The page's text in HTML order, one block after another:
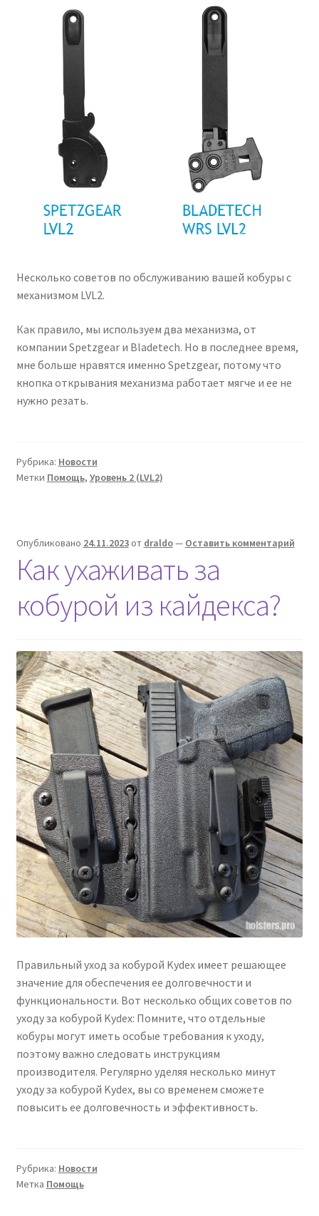
Несколько советов по обслуживанию вашей кобуры с
механизмом LVL2.
Как правило, мы используем два механизма, от
компании Spetzgear и Bladetech. Но в последнее время,
мне больше нравятся именно Spetzgear, потому что
кнопка открывания механизма работает мягче и ее не
нужно резать.
Рубрика: Новости
Метки Помощь, Уровень 2 (LVL2)
Опубликовано 24.11.2023от draldo— Оставить комментарий
Как ухаживать за
кобурой из кайдекса?
Правильный уход за кобурой Kydex имеет решающее
значение для обеспечения ее долговечности и
функциональности. Вот несколько общих советов по
уходу за кобурой Kydex: Помните, что отдельные
кобуры могут иметь особые требования к уходу,
поэтому важно следовать инструкциям
производителя. Регулярно уделяя несколько минут
уходу за кобурой Kydex, вы со временем сможете
повысить ее долговечность и эффективность.
Рубрика: Новости
Метка Помощь